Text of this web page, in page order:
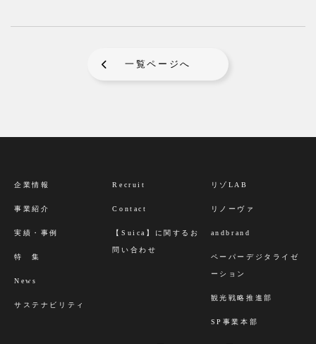
一覧ページへ
企業情報
事業紹介
実績・事例
特 集
News
サステナビリティ
Recruit
Contact
【Suica】に関するお
問い合わせ
リゾLAB
リノーヴァ
andbrand
ペーパーデジタライゼ
ーション
観光戦略推進部
SP事業本部